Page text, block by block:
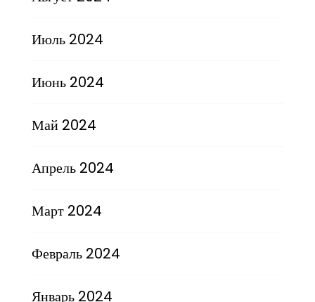
Июль 2024
Июнь 2024
Май 2024
Апрель 2024
Март 2024
Февраль 2024
Январь 2024